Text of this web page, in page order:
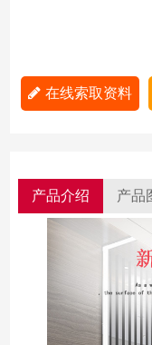
在线索取资料
产品介绍 产品